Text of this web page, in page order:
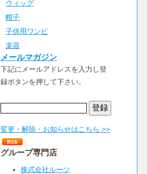
ウィッグ
帽子
子供用ワンピ
楽器
メールマガジン
下記にメールアドレスを入力し登
録ボタンを押して下さい。
変更・解除・お知らせはこちら >>
グループ専門店
株式会社ルーツ